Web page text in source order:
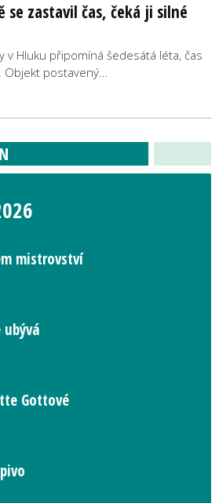
se zastavil čas, čeká ji silné
v Hluku připomíná šedesátá léta, čas
Objekt postavený…
mistrovství
ubývá
Gottové